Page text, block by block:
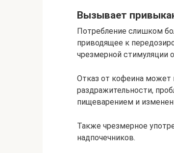
Вызывает
Потребление слишком
приводящее к
чрезмерной стимуляции
Отказ от кофеина может
раздражительности,
пищеварением и
Также чрезмерное
надпочечников.